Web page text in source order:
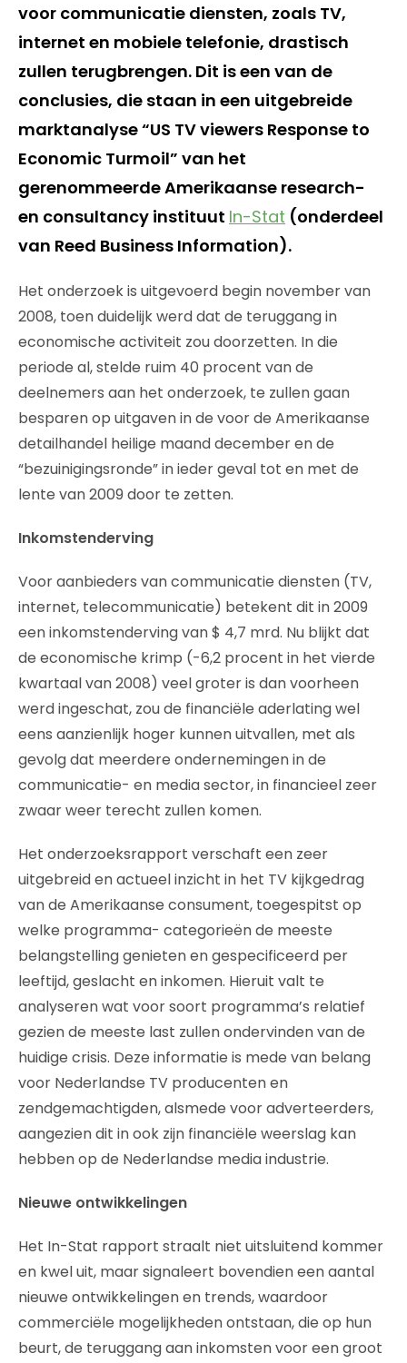
voor communicatie diensten, zoals TV,
internet en mobiele telefonie, drastisch
zullen terugbrengen. Dit is een van de
conclusies, die staan in een uitgebreide
marktanalyse “US TV viewers Response to
Economic Turmoil” van het
gerenommeerde Amerikaanse research-
en consultancy instituut In-Stat (onderdeel
van Reed Business Information).
Het onderzoek is uitgevoerd begin november van
2008, toen duidelijk werd dat de teruggang in
economische activiteit zou doorzetten. In die
periode al, stelde ruim 40 procent van de
deelnemers aan het onderzoek, te zullen gaan
besparen op uitgaven in de voor de Amerikaanse
detailhandel heilige maand december en de
“bezuinigingsronde” in ieder geval tot en met de
lente van 2009 door te zetten.
Inkomstenderving
Voor aanbieders van communicatie diensten (TV,
internet, telecommunicatie) betekent dit in 2009
een inkomstenderving van $ 4,7 mrd. Nu blijkt dat
de economische krimp (-6,2 procent in het vierde
kwartaal van 2008) veel groter is dan voorheen
werd ingeschat, zou de financiële aderlating wel
eens aanzienlijk hoger kunnen uitvallen, met als
gevolg dat meerdere ondernemingen in de
communicatie- en media sector, in financieel zeer
zwaar weer terecht zullen komen.
Het onderzoeksrapport verschaft een zeer
uitgebreid en actueel inzicht in het TV kijkgedrag
van de Amerikaanse consument, toegespitst op
welke programma- categorieën de meeste
belangstelling genieten en gespecificeerd per
leeftijd, geslacht en inkomen. Hieruit valt te
analyseren wat voor soort programma’s relatief
gezien de meeste last zullen ondervinden van de
huidige crisis. Deze informatie is mede van belang
voor Nederlandse TV producenten en
zendgemachtigden, alsmede voor adverteerders,
aangezien dit in ook zijn financiële weerslag kan
hebben op de Nederlandse media industrie.
Nieuwe ontwikkelingen
Het In-Stat rapport straalt niet uitsluitend kommer
en kwel uit, maar signaleert bovendien een aantal
nieuwe ontwikkelingen en trends, waardoor
commerciële mogelijkheden ontstaan, die op hun
beurt, de teruggang aan inkomsten voor een groot